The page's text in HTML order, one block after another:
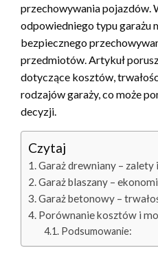
przechowywania pojazdów.
odpowiedniego typu garażu
bezpiecznego
przedmiotów. Artykuł
dotyczące kosztów,
rodzajów garaży, co może
decyzji.
Czytaj
Garaż drewniany – zalety
Garaż blaszany –
Garaż betonowy –
Porównanie kosztów i
Podsumowanie: